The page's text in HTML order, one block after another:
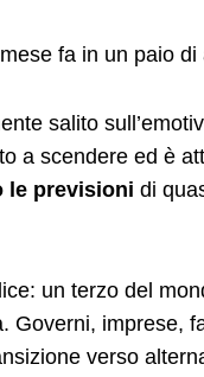
fa in un paio di
salito
a scendere ed è
le previsioni di
un terzo del
Governi, imprese,
verso